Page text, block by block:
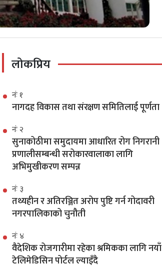
लोकप्रिय
नंः १
नागदह विकास तथा संरक्षण समितिलाई पूर्णता
नंः २
सुनाकोठीमा समुदायमा आधारित रोग निगरानी
प्रणालीसम्बन्धी सरोकारवालाका लागि
अभिमुखीकरण सम्पन्न
नंः ३
तथ्यहीन र अतिरञ्जित अरोप पुष्टि गर्न गोदावरी
नगरपालिकाको चुनौती
नंः ४
वैदेशिक रोजगारीमा रहेका श्रमिकका लागि नयाँ
टेलिमेडिसिन पोर्टल ल्याइँदै